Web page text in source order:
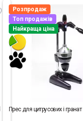
Розпродаж
Топ продажів
Найкраща ціна
Прес для цитрусових і